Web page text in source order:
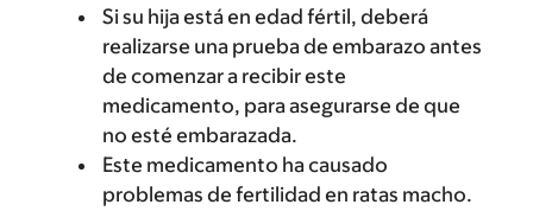
Si su hija está en edad fértil, deberá
realizarse una prueba de embarazo antes
de comenzar a recibir este
medicamento, para asegurarse de que
no esté embarazada.
Este medicamento ha causado
problemas de fertilidad en ratas macho.